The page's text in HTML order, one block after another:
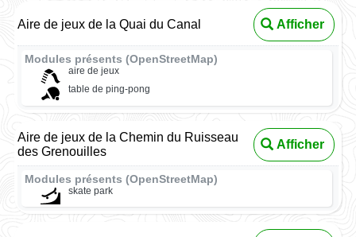
Aire de jeux de la Quai du Canal Afficher
Modules présents (OpenStreetMap)
aire de jeux
table de ping-pong
Aire de jeux de la Chemin du Ruisseau
des Grenouilles
Afficher
Modules présents (OpenStreetMap)
skate park